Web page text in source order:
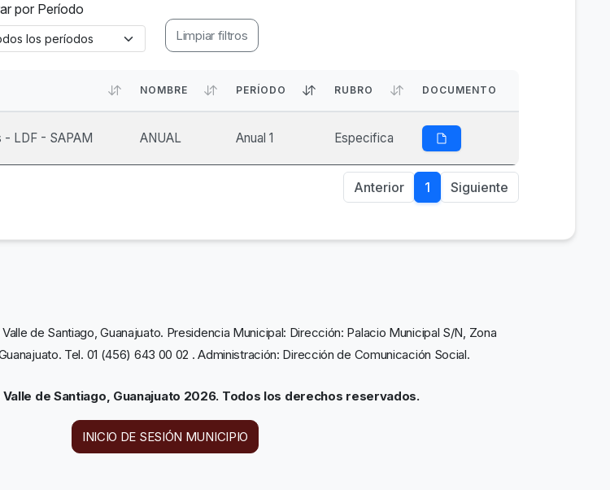
por Período
Limpiar filtros
NOMBRE PERÍODO RUBRO DOCUMENTO
- LDF - SAPAM ANUAL Anual 1 Especifica
Anterior 1 Siguiente
de Santiago, Guanajuato. Presidencia Municipal: Dirección: Palacio Municipal S/N, Zona
Tel. 01 (456) 643 00 02 . Administración: Dirección de Comunicación Social.
de Santiago, Guanajuato 2026. Todos los derechos reservados.
INICIO DE SESIÓN MUNICIPIO